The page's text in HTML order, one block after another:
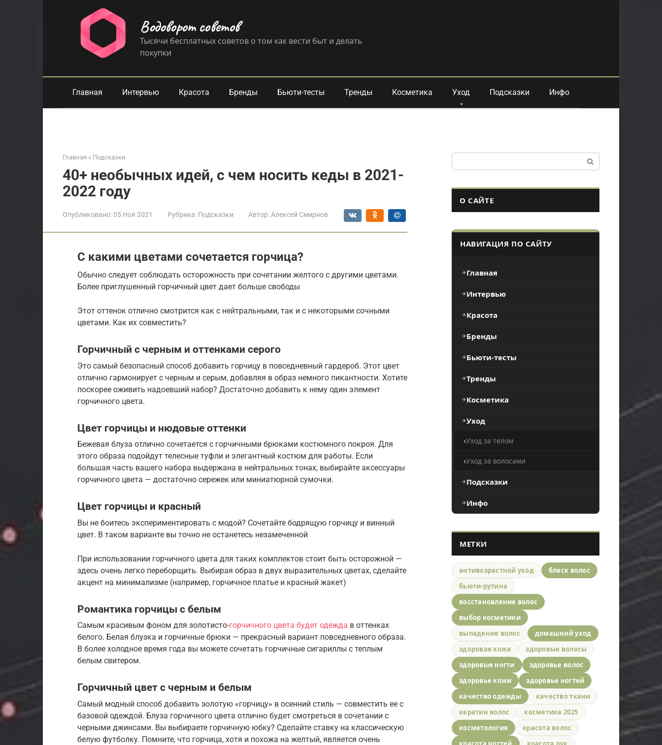
Водоворот советов
Тысячи бесплатных советов о том как вести быт и делать
покупки
Главная Интервью Красота Бренды Бьюти-тесты Тренды Косметика Уход Подсказки Инфо
Главная » Подсказки
40+ необычных идей, с чем носить кеды в 2021-
2022 году
Опубликовано: 05 Ноя 2021 Рубрика: Подсказки Автор: Алексей Смирнов
С какими цветами сочетается горчица?
Обычно следует соблюдать осторожность при сочетании желтого с другими цветами.
Более приглушенный горчичный цвет дает больше свободы
Этот оттенок отлично смотрится как с нейтральными, так и с некоторыми сочными
цветами. Как их совместить?
Горчичный с черным и оттенками серого
Это самый безопасный способ добавить горчицу в повседневный гардероб. Этот цвет
отлично гармонирует с черным и серым, добавляя в образ немного пикантности. Хотите
поскорее оживить надоевший набор? Достаточно добавить к нему один элемент
горчичного цвета.
Цвет горчицы и нюдовые оттенки
Бежевая блуза отлично сочетается с горчичными брюками костюмного покроя. Для
этого образа подойдут телесные туфли и элегантный костюм для работы. Если
большая часть вашего набора выдержана в нейтральных тонах, выбирайте аксессуары
горчичного цвета — достаточно сережек или миниатюрной сумочки.
Цвет горчицы и красный
Вы не боитесь экспериментировать с модой? Сочетайте бодрящую горчицу и винный
цвет. В таком варианте вы точно не останетесь незамеченной
При использовании горчичного цвета для таких комплектов стоит быть осторожной —
здесь очень легко переборщить. Выбирая образ в двух выразительных цветах, сделайте
акцент на минимализме (например, горчичное платье и красный жакет)
Романтика горчицы с белым
Самым красивым фоном для золотисто-горчичного цвета будет одежда в оттенках
белого. Белая блузка и горчичные брюки — прекрасный вариант повседневного образа.
В более холодное время года вы можете сочетать горчичные сигариллы с теплым
белым свитером.
Горчичный цвет с черным и белым
Самый модный способ добавить золотую «горчицу» в осенний стиль — совместить ее с
базовой одеждой. Блуза горчичного цвета отлично будет смотреться в сочетании с
черными джинсами. Вы выбираете горчичную юбку? Сделайте ставку на классическую
белую футболку. Помните, что горчица, хотя и похожа на желтый, является очень
О САЙТЕ
НАВИГАЦИЯ ПО САЙТУ
Главная
Интервью
Красота
Бренды
Бьюти-тесты
Тренды
Косметика
Уход
Уход за телом
Уход за волосами
Подсказки
Инфо
МЕТКИ
антивозрастной уход
блеск волос
бьюти-рутина
восстановление волос
выбор косметики
выпадение волос
домашний уход
здоровая кожа
здоровые волосы
здоровые ногти
здоровье волос
здоровье кожи
здоровье ногтей
качество одежды
качество ткани
кератин волос
косметика 2025
косметология
красота волос